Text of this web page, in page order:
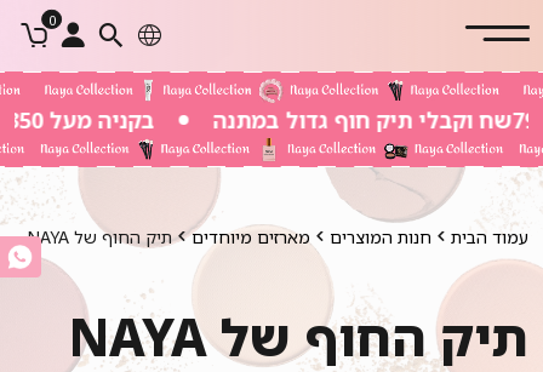
0
בקניה מעל 350 שח משלוח חינם
עמוד הבית חנות המוצרים מארזים מיוחדים תיק החוף של NAYA
תיק החוף של NAYA